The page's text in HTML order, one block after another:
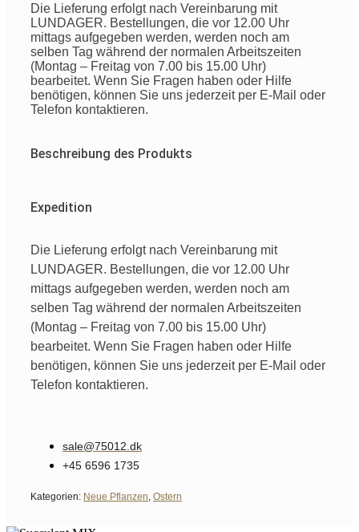
Die Lieferung erfolgt nach Vereinbarung mit
LUNDAGER. Bestellungen, die vor 12.00 Uhr
mittags aufgegeben werden, werden noch am
selben Tag während der normalen Arbeitszeiten
(Montag – Freitag von 7.00 bis 15.00 Uhr)
bearbeitet. Wenn Sie Fragen haben oder Hilfe
benötigen, können Sie uns jederzeit per E-Mail oder
Telefon kontaktieren.
Beschreibung des Produkts
Expedition
Die Lieferung erfolgt nach Vereinbarung mit
LUNDAGER. Bestellungen, die vor 12.00 Uhr
mittags aufgegeben werden, werden noch am
selben Tag während der normalen Arbeitszeiten
(Montag – Freitag von 7.00 bis 15.00 Uhr)
bearbeitet. Wenn Sie Fragen haben oder Hilfe
benötigen, können Sie uns jederzeit per E-Mail oder
Telefon kontaktieren.
sale@75012.dk
+45 6596 1735
Kategorien: Neue Pflanzen Ostern